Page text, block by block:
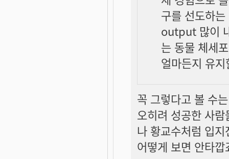
구를 선도하
output 많이
는 동물 체세
얼마든지 유
꼭 그렇다고 볼 수
오히려 성공한 사
나 황교수처럼 입
어떻게 보면 안타